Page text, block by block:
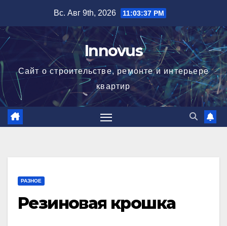
содержимому
Вс. Авг 9th, 2026 11:03:38 PM
Innovus
Сайт о строительстве, ремонте и интерьере
квартир
РАЗНОЕ
Резиновая крошка